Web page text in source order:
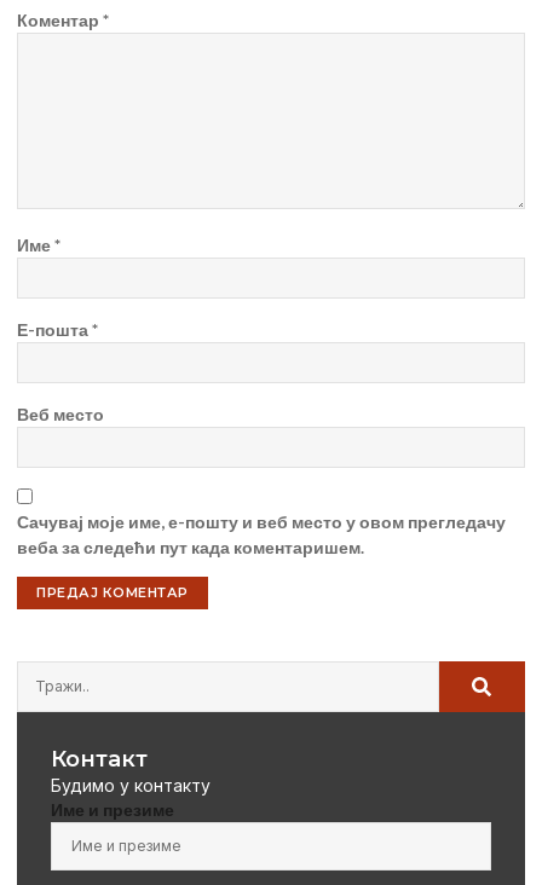
Коментар *
Име*
Е-пошта*
Веб место
Сачувај моје име, е-пошту и веб место у овом прегледачу
веба за следећи пут када коментаришем.
Контакт
Будимо у контакту
Име и презиме